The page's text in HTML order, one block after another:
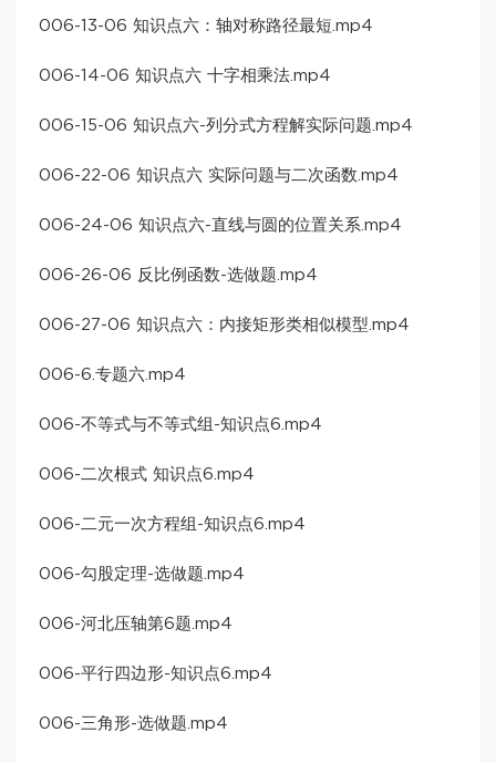
006-13-06 知识点六：轴对称路径最短.mp4
006-14-06 知识点六 十字相乘法.mp4
006-15-06 知识点六-列分式方程解实际问题.mp4
006-22-06 知识点六 实际问题与二次函数.mp4
006-24-06 知识点六-直线与圆的位置关系.mp4
006-26-06 反比例函数-选做题.mp4
006-27-06 知识点六：内接矩形类相似模型.mp4
006-6.专题六.mp4
006-不等式与不等式组-知识点6.mp4
006-二次根式 知识点6.mp4
006-二元一次方程组-知识点6.mp4
006-勾股定理-选做题.mp4
006-河北压轴第6题.mp4
006-平行四边形-知识点6.mp4
006-三角形-选做题.mp4